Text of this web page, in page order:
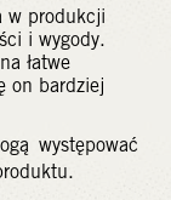
w produkcji
i wygody.
łatwe
on bardziej
występować